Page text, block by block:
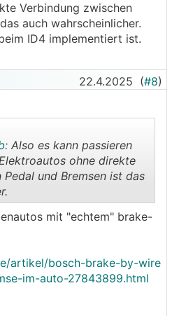
Verbindung zwischen
auch wahrscheinlicher.
ID4 implementiert ist.
22.4.2025 (#8)
..
Also es kann passieren
ohne direkte
und Bremsen ist das
mit "echtem" brake-
artikel/bosch-brake-by-wire
im-auto-27843899.html